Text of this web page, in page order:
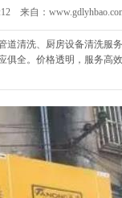
来自：
道清洗、厨房设备清洗服
俱全。价格透明，服务高